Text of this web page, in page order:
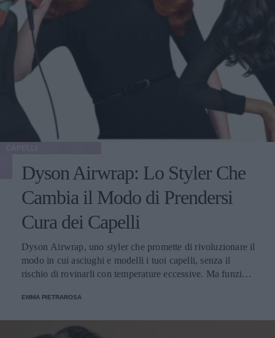
Dyson Airwrap: Lo Styler Che
Cambia il Modo di Prendersi
Cura dei Capelli
Dyson Airwrap, uno styler che promette di rivoluzionare il
modo in cui asciughi e modelli i tuoi capelli, senza il
rischio di rovinarli con temperature eccessive. Ma funziona
EMMA PIETRAROSA